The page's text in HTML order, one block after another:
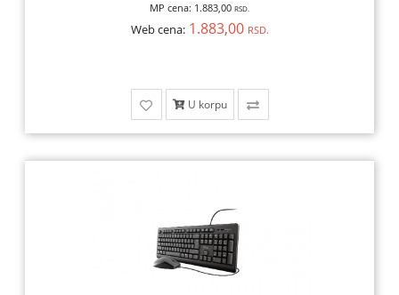
MP cena: 1.883,00 RSD.
Web cena: 1.883,00 RSD.
U korpu